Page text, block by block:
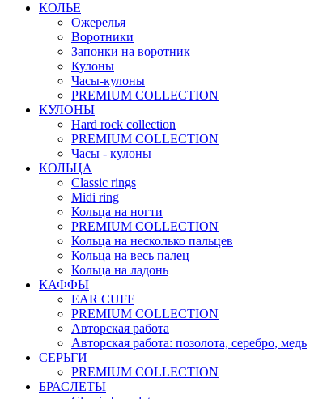
КОЛЬЕ
Ожерелья
Воротники
Запонки на воротник
Кулоны
Часы-кулоны
PREMIUM COLLECTION
КУЛОНЫ
Hard rock collection
PREMIUM COLLECTION
Часы - кулоны
КОЛЬЦА
Classic rings
Midi ring
Кольца на ногти
PREMIUM COLLECTION
Кольца на несколько пальцев
Кольца на весь палец
Кольца на ладонь
КАФФЫ
EAR CUFF
PREMIUM COLLECTION
Авторская работа
Авторская работа: позолота, серебро, медь
СЕРЬГИ
PREMIUM COLLECTION
БРАСЛЕТЫ